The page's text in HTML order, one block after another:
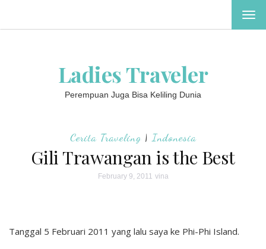
Ladies Traveler
Perempuan Juga Bisa Keliling Dunia
Cerita Traveling| Indonesia
Gili Trawangan is the Best
February 9, 2011 vina
Tanggal 5 Februari 2011 yang lalu saya ke Phi-Phi Island.